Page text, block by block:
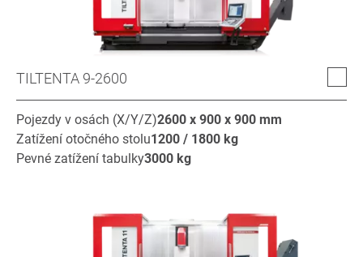
TILTENTA 9-2600
Pojezdy v osách (X/Y/Z)2600 x 900 x 900 mm
Zatížení otočného stolu1200 / 1800 kg
Pevné zatížení tabulky3000 kg